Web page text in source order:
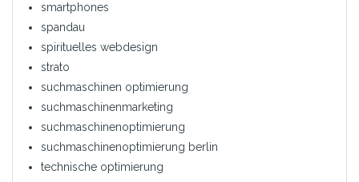
smartphones
spandau
spirituelles webdesign
strato
suchmaschinen optimierung
suchmaschinenmarketing
suchmaschinenoptimierung
suchmaschinenoptimierung berlin
technische optimierung